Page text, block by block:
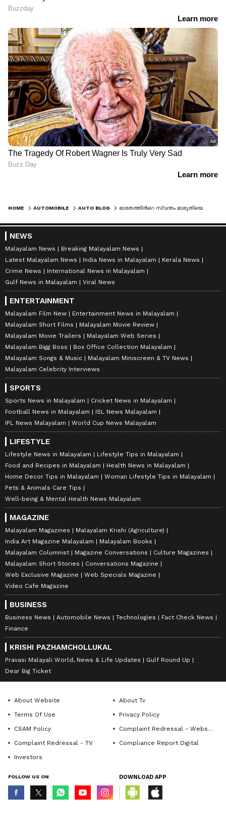
HOME AUTOMOBILE AUTO BLOG
NEWS
Malayalam News
Breaking Malayalam News
Latest Malayalam News
India News in Malayalam
Kerala News
Crime News
International News in Malayalam
Gulf News in Malayalam
Viral News
ENTERTAINMENT
Malayalam Film New
Entertainment News in Malayalam
Malayalam Short Films
Malayalam Movie Review
Malayalam Movie Trailers
Malayalam Web Series
Malayalam Bigg Boss
Box Office Collection Malayalam
Malayalam Songs & Music
Malayalam Miniscreen & TV News
Malayalam Celebrity Interviews
SPORTS
Sports News in Malayalam
Cricket News in Malayalam
Football News in Malayalam
ISL News Malayalam
IPL News Malayalam
World Cup News Malayalam
LIFESTYLE
Lifestyle News in Malayalam
Lifestyle Tips in Malayalam
Food and Recipes in Malayalam
Health News in Malayalam
Home Decor Tips in Malayalam
Woman Lifestyle Tips in Malayalam
Pets & Animals Care Tips
Well-being & Mental Health News Malayalam
MAGAZINE
Malayalam Magazines
Malayalam Krishi (Agriculture)
India Art Magazine Malayalam
Malayalam Books
Malayalam Columnist
Magazine Conversations
Culture Magazines
Malayalam Short Stories
Conversations Magazine
Web Exclusive Magazine
Web Specials Magazine
Video Cafe Magazine
BUSINESS
Business News Automobile News Technologies
Fact Check News
Finance
KRISHI PAZHAMCHOLLUKAL
Pravasi Malayali World, News & Life Updates
Gulf Round Up
Dear Big Ticket
About Website
About Tv
Terms Of Use
Privacy Policy
CSAM Policy
Complaint Redressal - Website
Complaint Redressal - TV
Compliance Report Digital
Investors
FOLLOW US ON DOWNLOAD APP